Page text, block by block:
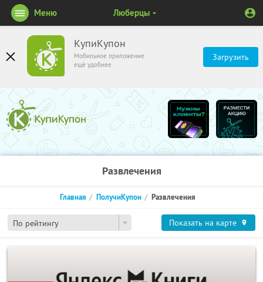
КупиКупон
Мобильное приложение
ещё удобнее
Загрузить
Меню Люберцы
Развлечения
По рейтингу
Главная ПолучиКупон Развлечения
Показать на карте